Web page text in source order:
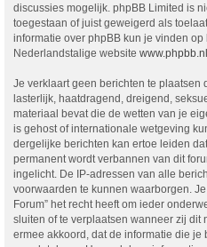
discussies mogelijk. phpBB Limited is
toegestaan of juist geweigerd als
informatie over phpBB kun je vinden op
Nederlandstalige website www.phpbb.nl
Je verklaart geen berichten te plaatsen
lasterlijk, haatdragend, dreigend,
materiaal bevat die de wetten van je
is gehost of internationale wetgeving
dergelijke berichten kan ertoe leiden
permanent wordt verbannen van dit
ingelicht. De IP-adressen van alle
voorwaarden te kunnen waarborgen.
Forum” het recht heeft om ieder
sluiten of te verplaatsen wanneer zij dit
ermee akkoord, dat de informatie die